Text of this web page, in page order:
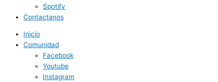
Spotify
Contactanos
Inicio
Comunidad
Facebook
Youtube
Instagram